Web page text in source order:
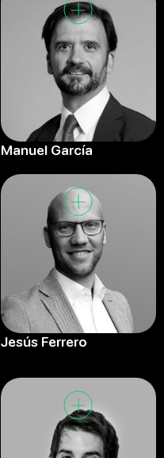
Manuel García
Jesús Ferrero